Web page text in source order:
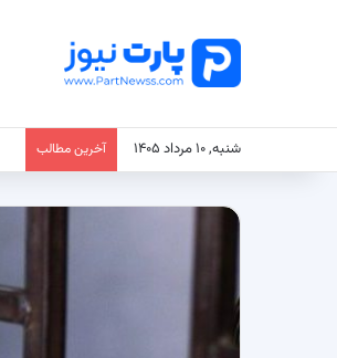
شنبه, ۱۰ مرداد ۱۴۰۵ آخرین مطالب